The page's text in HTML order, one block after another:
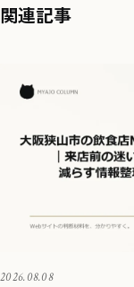
関連記事
2026.08.08